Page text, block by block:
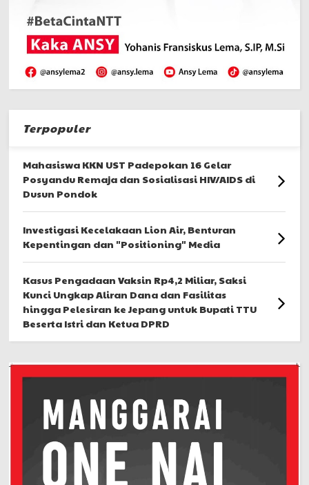
Terpopuler
Mahasiswa KKN UST Padepokan 16 Gelar
Posyandu Remaja dan Sosialisasi HIV/AIDS di
Dusun Pondok
Investigasi Kecelakaan Lion Air, Benturan
Kepentingan dan "Positioning" Media
Kasus Pengadaan Vaksin Rp4,2 Miliar, Saksi
Kunci Ungkap Aliran Dana dan Fasilitas
hingga Pelesiran ke Jepang untuk Bupati TTU
Beserta Istri dan Ketua DPRD